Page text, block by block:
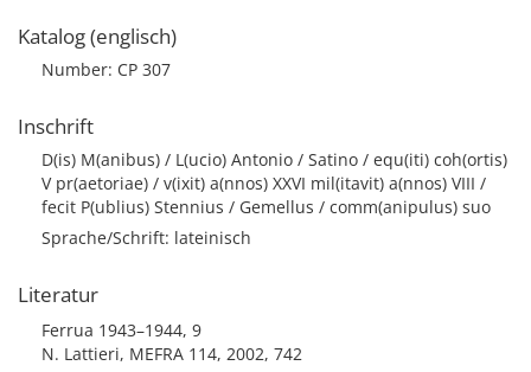
Katalog (englisch)
Number: CP 307
Inschrift
D(is) M(anibus) / L(ucio) Antonio / Satino / equ(iti) coh(ortis)
V pr(aetoriae) / v(ixit) a(nnos) XXVI mil(itavit) a(nnos) VIII /
fecit P(ublius) Stennius / Gemellus / comm(anipulus) suo
Sprache/Schrift: lateinisch
Literatur
Ferrua 1943–1944, 9
N. Lattieri, MEFRA 114, 2002, 742